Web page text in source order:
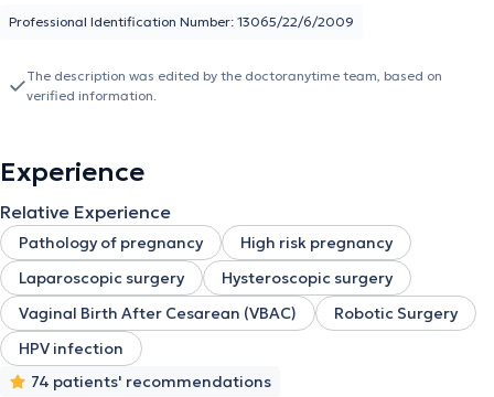
Professional Identification Number: 13065/22/6/2009
The description was edited by the doctoranytime team, based on
verified information.
Experience
Relative Experience
Pathology of pregnancy
High risk pregnancy
Laparoscopic surgery
Hysteroscopic surgery
Vaginal Birth After Cesarean (VBAC)
Robotic Surgery
HPV infection
74 patients' recommendations